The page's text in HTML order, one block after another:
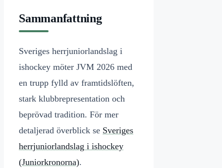
Sammanfattning
Sveriges herrjuniorlandslag i
ishockey möter JVM 2026 med
en trupp fylld av framtidslöften,
stark klubbrepresentation och
beprövad tradition. För mer
detaljerad överblick se Sveriges
herrjuniorlandslag i ishockey
(Juniorkronorna).